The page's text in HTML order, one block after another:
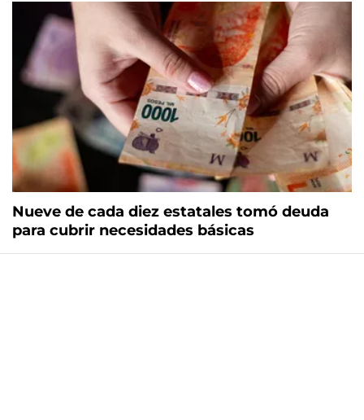
Nueve de cada diez estatales tomó deuda
para cubrir necesidades básicas